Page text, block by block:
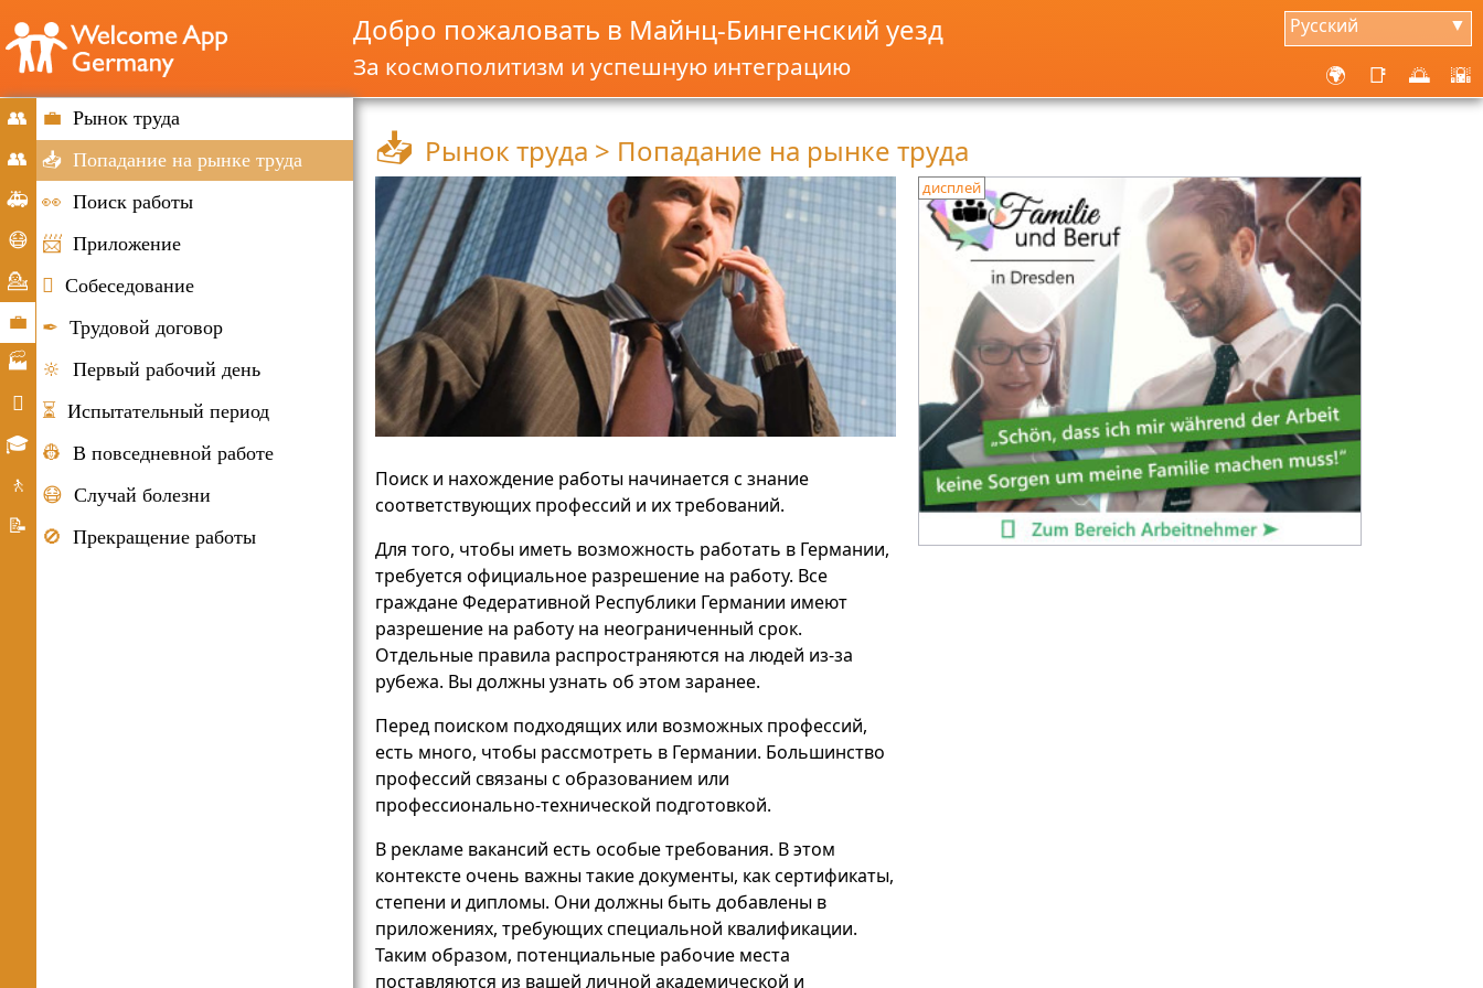
Русский ▼
Добро пожаловать в Майнц-Бингенский уезд
За космополитизм и успешную интеграцию 🌍 📑 🌅 🌇
👥
запуск
👥
Миграция
иммиграции
🚑
Чрезвычайные
ситуации
😷
Корона-
Хильфе
💁
Консультирование
💼
Рынок
🏭
Компании

Повседневная
жизнь
🎓
Возможности
получения
образования
🚶
Система
предоставления
📝
💼 Рынок труда
📥 Попадание на рынке труда
👀 Поиск работы
📨 Приложение
 Собеседование
✒ Трудовой договор
🔆
Первый рабочий день
⏳ Испытательный период
👷 В повседневной работе
😷 Случай болезни
🚫 Прекращение работы
📥 Рынок труда > Попадание на рынке труда
Поиск и нахождение работы начинается с знание
соответствующих профессий и их требований.
Для того, чтобы иметь возможность работать в Германии,
требуется официальное разрешение на работу. Все
граждане Федеративной Республики Германии имеют
разрешение на работу на неограниченный срок.
Отдельные правила распространяются на людей из-за
рубежа. Вы должны узнать об этом заранее.
Перед поиском подходящих или возможных профессий,
есть много, чтобы рассмотреть в Германии. Большинство
профессий связаны с образованием или
профессионально-технической подготовкой.
В рекламе вакансий есть особые требования. В этом
контексте очень важны такие документы, как сертификаты,
степени и дипломы. Они должны быть добавлены в
приложениях, требующих специальной квалификации.
Таким образом, потенциальные рабочие места
поставляются из вашей личной академической и
дисплей